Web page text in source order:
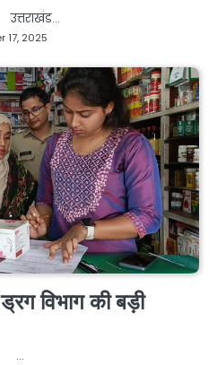
17, 2025
विभाग की बड़ी
…